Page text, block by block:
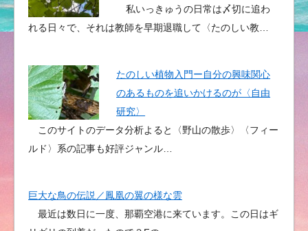
私いっきゅうの日常は〆切に追わ
れる日々で、それは教師を早期退職して〈たのしい教…
たのしい植物入門ー自分の興味関心
のあるものを追いかけるのが〈自由
研究〉
このサイトのデータ分析よると〈野山の散歩〉〈フィー
ルド〉系の記事も好評ジャンル…
巨大な鳥の伝説／鳳凰の翼の様な雲
最近は数日に一度、那覇空港に来ています。この日はギ